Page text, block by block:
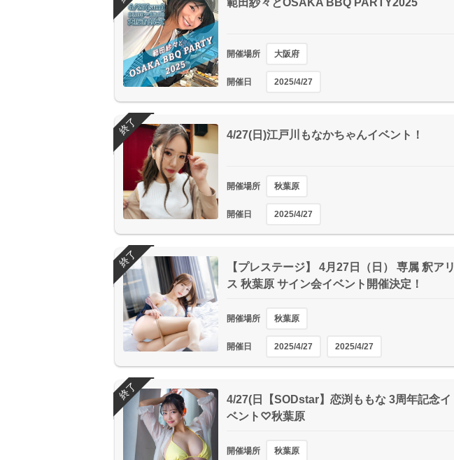
範田紗々とOSAKA BBQ PARTY2025
開催場所 大阪府
開催日 2025/4/27
4/27(日)江戸川もなかちゃんイベント！
開催場所 秋葉原
開催日 2025/4/27
終了
【プレステージ】 4月27日（日） 専属 釈アリ
ス 秋葉原 サイン会イベント開催決定！
開催場所 秋葉原
開催日 2025/4/27 2025/4/27
終了
4/27(日【SODstar】恋渕ももな 3周年記念イ
ベント♡秋葉原
開催場所 秋葉原
終了